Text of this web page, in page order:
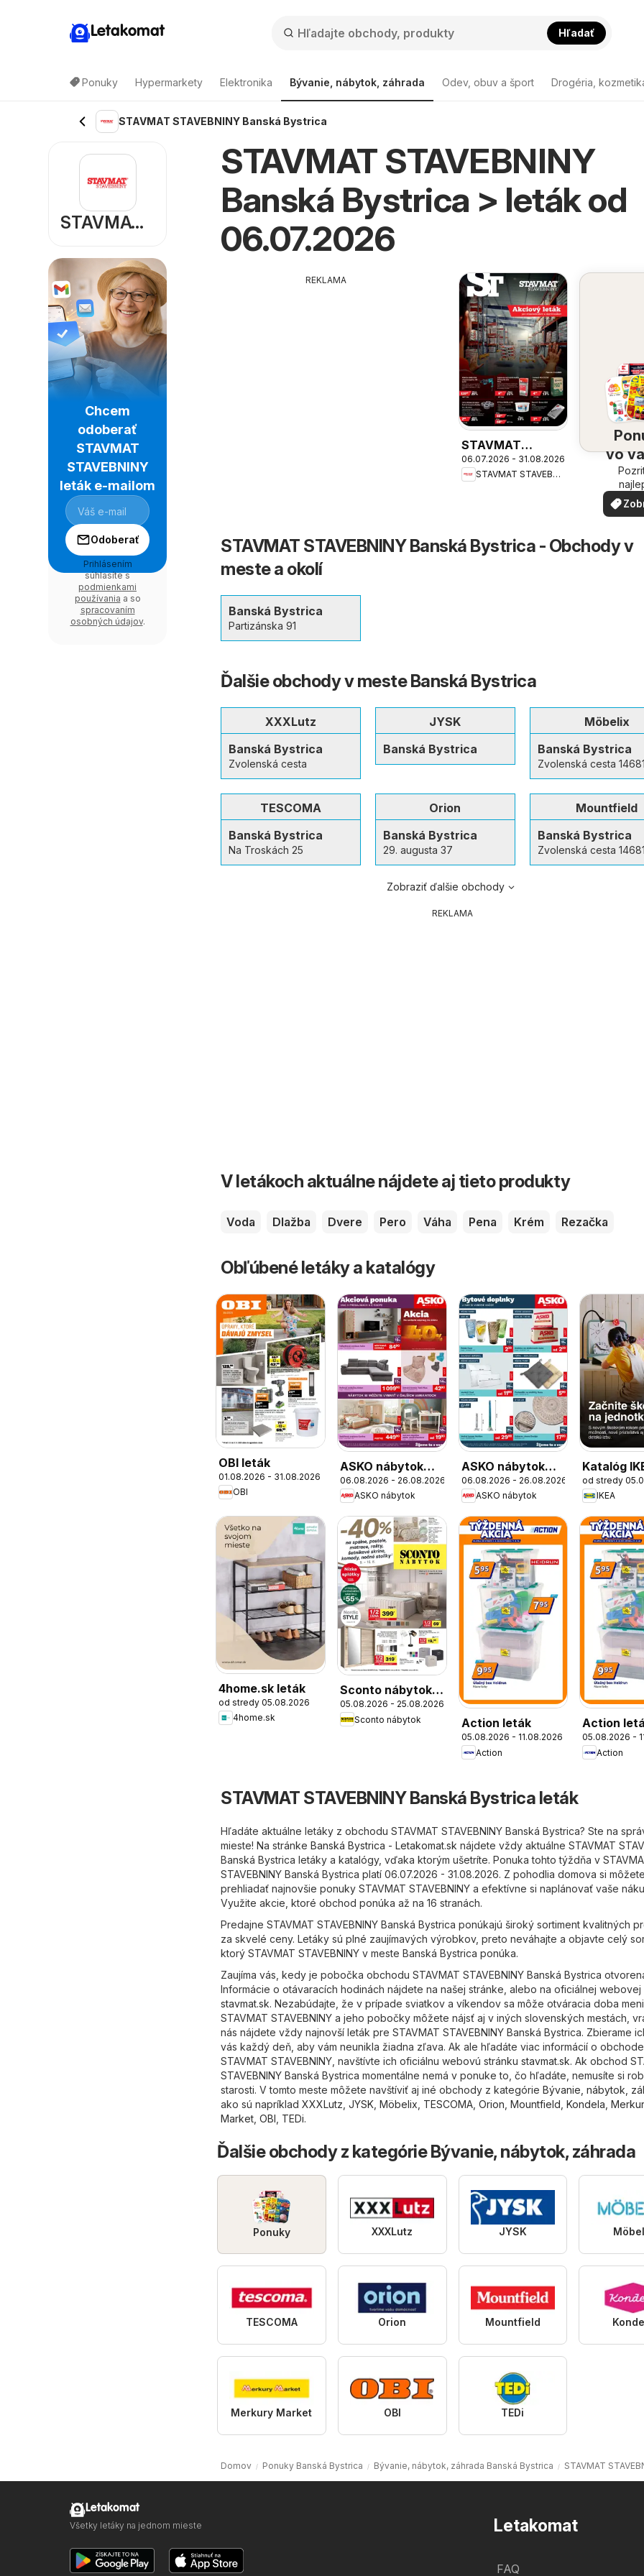
Letakomat Hľadať
Ponuky Hypermarkety Elektronika Bývanie, nábytok, záhrada Odev, obuv a šport Drogéria,
STAVMAT STAVEBNINY Banská Bystrica
STAVMAT STAVEBNINY
Banská Bystrica > leták od
06.07.2026
REKLAMA
STAVMAT
STAVEBNINY
leták
06.07.2026 - 31.08.2026
STAVMAT STAVEBNINY
vo
STAVMAT STAVEBNINY Banská Bystrica - Obchody v
meste a okolí
Banská Bystrica
Partizánska 91
Ďalšie obchody v meste Banská Bystrica
XXXLutz
Banská Bystrica
Zvolenská cesta
JYSK
Banská Bystrica
Möbelix
Banská Bystrica
Zvolenská cesta
TESCOMA
Banská Bystrica
Na Troskách 25
Orion
Banská Bystrica
29. augusta 37
Mountfield
Banská Bystrica
Zvolenská cesta
Zobraziť ďalšie obchody
REKLAMA
V letákoch aktuálne nájdete aj tieto produkty
Voda Dlažba Dvere Pero Váha Pena Krém Rezačka
Obľúbené letáky a katalógy
OBI leták
01.08.2026 - 31.08.2026
OBI
ASKO nábytok
leták
06.08.2026 - 26.08.2026
ASKO nábytok
ASKO nábytok
Bytové doplnky
06.08.2026 - 26.08.2026
ASKO nábytok
Katalóg
od stredy
IKEA
4home.sk leták
od stredy 05.08.2026
4home.sk
Sconto nábytok
leták
05.08.2026 - 25.08.2026
Sconto nábytok
Action leták
05.08.2026 - 11.08.2026
Action
Action
platný do
11.08.2026
05.08.2026 -
Action
STAVMAT STAVEBNINY Banská Bystrica leták
Hľadáte aktuálne letáky z obchodu STAVMAT STAVEBNINY Banská Bystrica? Ste na
mieste! Na stránke Banská Bystrica - Letakomat.sk nájdete vždy aktuálne STAVMAT
Banská Bystrica letáky a katalógy, vďaka ktorým ušetríte. Ponuka tohto týždňa v
STAVEBNINY Banská Bystrica platí 06.07.2026 - 31.08.2026. Z pohodlia domova si môžete
prehliadať najnovšie ponuky STAVMAT STAVEBNINY a efektívne si naplánovať vaše
Využite akcie, ktoré obchod ponúka až na 16 stranách.
Predajne STAVMAT STAVEBNINY Banská Bystrica ponúkajú široký sortiment kvalitných
za skvelé ceny. Letáky sú plné zaujímavých výrobkov, preto neváhajte a objavte celý
ktorý STAVMAT STAVEBNINY v meste Banská Bystrica ponúka.
Zaujíma vás, kedy je pobočka obchodu STAVMAT STAVEBNINY Banská Bystrica
Informácie o otávaracích hodinách nájdete na našej stránke, alebo na oficiálnej webovej
stavmat.sk. Nezabúdajte, že v prípade sviatkov a víkendov sa môže otváracia doba
STAVMAT STAVEBNINY a jeho pobočky môžete nájsť aj v iných slovenských mestách,
nás nájdete vždy najnovší leták pre STAVMAT STAVEBNINY Banská Bystrica. Zbierame
vás každý deň, aby vám neunikla žiadna zľava. Ak ale hľadáte viac informácií o obchode
STAVMAT STAVEBNINY, navštívte ich oficiálnu webovú stránku stavmat.sk. Ak obchod
STAVEBNINY Banská Bystrica momentálne nemá v ponuke to, čo hľadáte, nemusíte si
starosti. V tomto meste môžete navštíviť aj iné obchody z kategórie Bývanie, nábytok,
ako sú napríklad XXXLutz JYSK Möbelix TESCOMA Orion Mountfield Kondela
Market OBI TEDi.
Ďalšie obchody z kategórie Bývanie, nábytok, záhrada
Ponuky XXXLutz JYSK
TESCOMA Orion Mountfield
Merkury Market OBI TEDi
Domov Ponuky Banská Bystrica Bývanie, nábytok, záhrada Banská Bystrica STAVMAT
STAVMAT STAVEBNINY
Chcem
odoberať
STAVMAT
STAVEBNINY
leták e-mailom
Odoberať
Prihlásením
súhlasíte s
podmienkami
používania a so
spracovaním
osobných údajov.
Letakomat
FAQ
Letakomat
Všetky letáky na jednom mieste